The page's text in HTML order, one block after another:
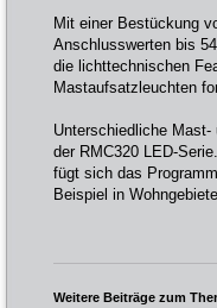
Mit einer Bestückung
Anschlusswerten bis
die lichttechnischen
Mastaufsatzleuchten
Unterschiedliche
der RMC320 LED-
fügt sich das
Beispiel in
Weitere Beiträge zum